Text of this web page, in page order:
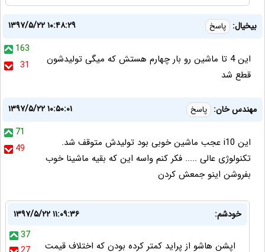
بیخیال: پاسخ
۱۳۹۷/۵/۲۲ ۱۰:۴۸:۲۹
163
31
این 4 تا ماشین رو بار چهارم هستش که میگی تولیدشون
قطع شد
مهندس خان: پاسخ
۱۳۹۷/۵/۲۲ ۱۰:۵۰:۰۱
71
49
این i10 عجب ماشین خوبی بود تولیدش متوقف شد.
تکنولوژی عالی ..... فکر کنم واسه این که بقیه ماشینا خوب
بفروشن اینو جمعش کردن
خودشم:
۱۳۹۷/۵/۲۲ ۱۱:۰۹:۳۶
37
اپشن هاشو از پراید کمتر کرده بودن که اختلاف قیمت